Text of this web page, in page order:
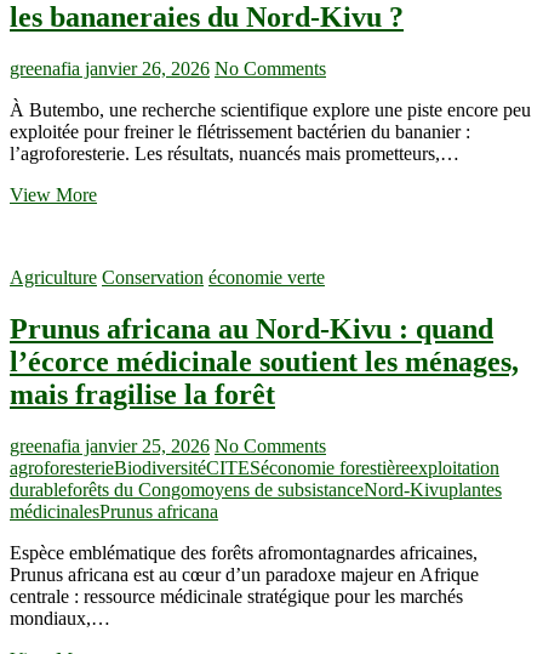
l’arrosage
les
mais
interroge
la
de
les bananeraies du Nord-Kivu ?
greenafia janvier 26, 2026 No Comments
À Butembo, une recherche scientifique explore une piste encore peu
exploitée pour freiner le flétrissement bactérien du bananier :
l’agroforesterie. Les résultats, nuancés mais prometteurs,…
View MoreBXW
les
aidaient
à
sauver
les
bananeraies
Nord-
Kivu
?
Agriculture Conservation économie verte
Prunus africana au Nord-Kivu : quand
l’écorce médicinale soutient les ménages,
mais fragilise la forêt
greenafia janvier 25, 2026 No Comments
agroforesterieBiodiversitéCITESéconomie forestièreexploitation
durableforêts du Congomoyens de subsistanceNord-Kivuplantes
médicinalesPrunus africana
Espèce emblématique des forêts afromontagnardes africaines,
Prunus africana est au cœur d’un paradoxe majeur en Afrique
centrale : ressource médicinale stratégique pour les marchés
mondiaux,…